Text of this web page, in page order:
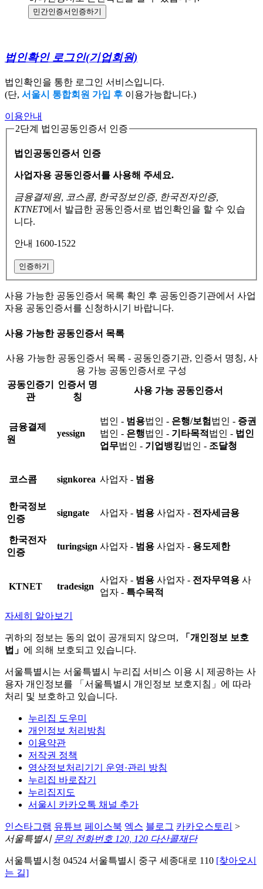
민간인증서 인증하기
법인확인 로그인(기업회원)
법인확인을 통한 로그인 서비스입니다.
(단, 서울시 통합회원 가입 후 이용가능합니다.)
이용안내
2단계 법인공동인증서 인증
법인공동인증서 인증
사업자용 공동인증서를 사용해 주세요.
금융결제원, 코스콤, 한국정보인증, 한국전자인증,
KTNET에서 발급한 공동인증서로 법인확인을 할 수 있습
니다.
안내 1600-1522
인증하기
사용 가능한 공동인증서 목록 확인 후 공동인증기관에서 사업
자용 공동인증서를 신청하시기 바랍니다.
사용 가능한 공동인증서 목록
사용 가능한 공동인증서 목록 - 공동인증기관, 인증서 명칭, 사
용 가능 공동인증서로 구성
공동인증기
관
인증서 명
칭
사용 가능 공동인증서
금융결제
원
yessign
법인 - 범용법인 - 은행/보험 법인 - 증권
법인 - 은행법인 - 기타목적 법인 - 법인
업무법인 - 기업뱅킹법인 - 조달청
코스콤 signkorea 사업자 - 범용
한국정보
인증
signgate 사업자 - 범용 사업자 - 전자세금용
한국전자
인증
turingsign 사업자 - 범용 사업자 - 용도제한
KTNET tradesign
사업자 - 범용 사업자 - 전자무역용 사
업자 - 특수목적
자세히 알아보기
귀하의 정보는 동의 없이 공개되지 않으며,
「개인정보 보호
법」 에 의해 보호되고 있습니다.
서울특별시는 서울특별시 누리집 서비스 이용 시 제공하는 사
용자 개인정보를 「서울특별시 개인정보 보호지침」에 따라
처리 및 보호하고 있습니다.
누리집 도우미
개인정보 처리방침
이용약관
저작권 정책
영상정보처리기기 운영·관리 방침
누리집 바로잡기
누리집지도
서울시 카카오톡 채널 추가
인스타그램 유튜브 페이스북 엑스 블로그 카카오스토리 >
서울특별시 문의 전화번호 120, 120 다산콜재단
서울특별시청 04524 서울특별시 중구 세종대로 110 [찾아오시
는 길]